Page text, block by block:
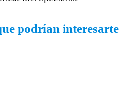
podrían interesarte